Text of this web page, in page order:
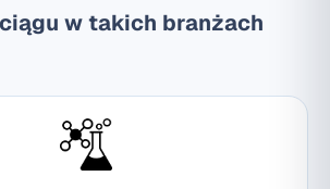
w takich branżach